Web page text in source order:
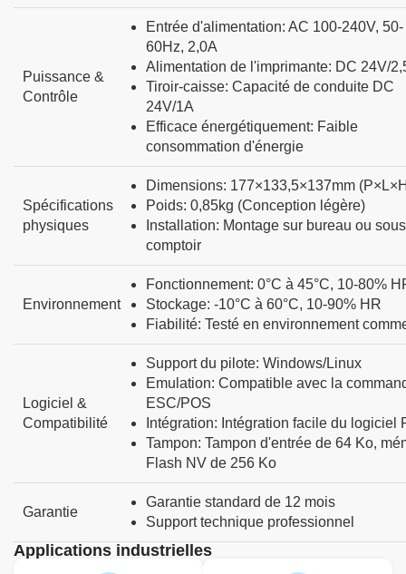
Puissance &
Contrôle
Entrée d'alimentation: AC 100-240V, 50-
60Hz, 2,0A
Alimentation de l'imprimante: DC 24V/
Tiroir-caisse: Capacité de conduite DC
24V/1A
Efficace énergétiquement: Faible
consommation d'énergie
Spécifications
physiques
Dimensions: 177×133,5×137mm
Poids: 0,85kg (Conception légère)
Installation: Montage sur bureau ou sous
comptoir
Environnement
Fonctionnement: 0°C à 45°C, 10-80%
Stockage: -10°C à 60°C, 10-90% HR
Fiabilité: Testé en environnement
Logiciel &
Compatibilité
Support du pilote: Windows/Linux
Emulation: Compatible avec la
ESC/POS
Intégration: Intégration facile du logiciel
Tampon: Tampon d'entrée de 64 Ko,
Flash NV de 256 Ko
Garantie
Garantie standard de 12 mois
Support technique professionnel
Applications industrielles